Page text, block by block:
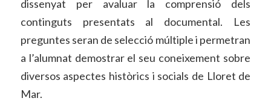
dissenyat per avaluar la comprensió dels
continguts presentats al documental. Les
preguntes seran de selecció múltiple i permetran
a l’alumnat demostrar el seu coneixement sobre
diversos aspectes històrics i socials de Lloret de
Mar.